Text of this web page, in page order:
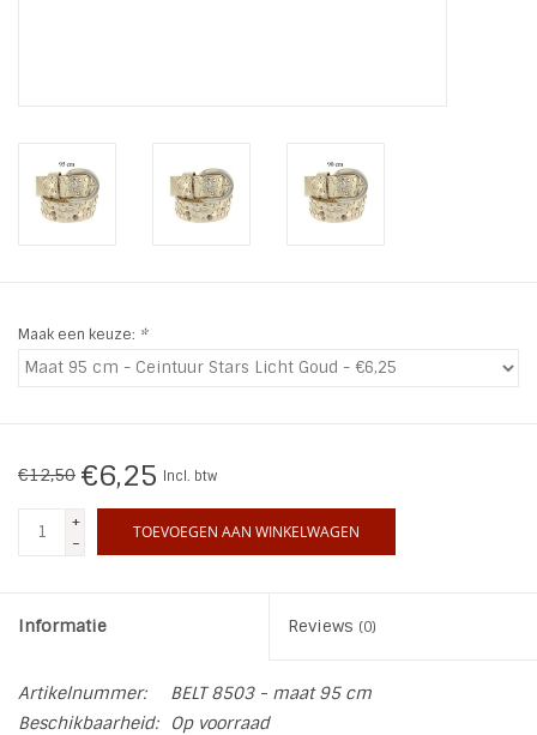
Blog
Maak een keuze: *
€12,50 €6,25 Incl. btw
+
-
TOEVOEGEN AAN WINKELWAGEN
Informatie Reviews (0)
Artikelnummer:
BELT 8503 - maat 95 cm
Beschikbaarheid:
Op voorraad